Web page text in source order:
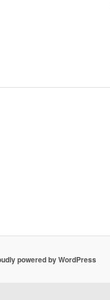
powered by WordPress